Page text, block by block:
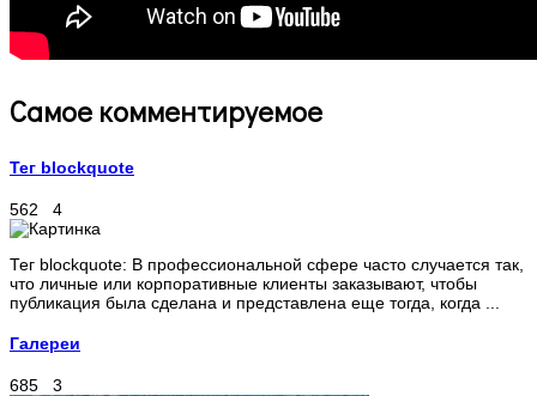
Самое комментируемое
Тег blockquote
562 4
Тег blockquote: В профессиональной сфере часто случается так,
что личные или корпоративные клиенты заказывают, чтобы
публикация была сделана и представлена еще тогда, когда ...
Галереи
685 3